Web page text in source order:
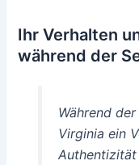
Ihr Verhalten
während der
Während
Virginia ein